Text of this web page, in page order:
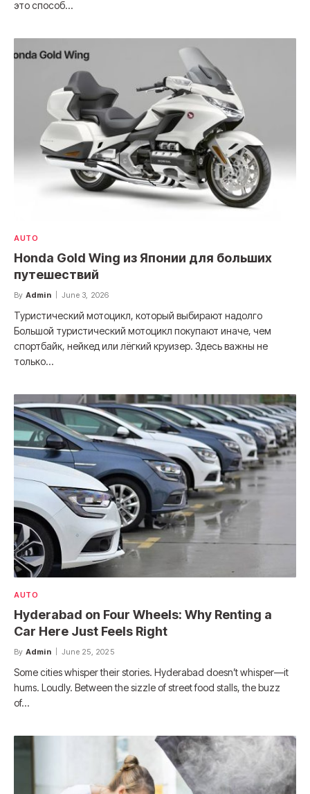
это способ…
AUTO
Honda Gold Wing из Японии для больших
путешествий
By Admin June 3, 2026
Туристический мотоцикл, который выбирают надолго
Большой туристический мотоцикл покупают иначе, чем
спортбайк, нейкед или лёгкий круизер. Здесь важны не
только…
AUTO
Hyderabad on Four Wheels: Why Renting a
Car Here Just Feels Right
By Admin June 25, 2025
Some cities whisper their stories. Hyderabad doesn’t whisper—it
hums. Loudly. Between the sizzle of street food stalls, the buzz
of…